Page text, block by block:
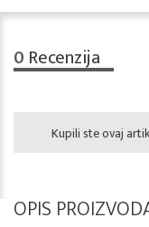
0 Recenzija
Kupili ste ovaj
OPIS